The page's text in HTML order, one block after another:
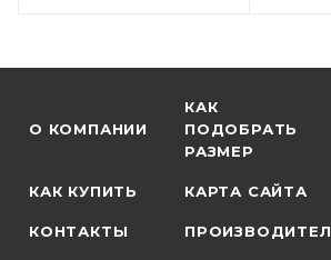
О КОМПАНИИ
КАК
ПОДОБРАТЬ
РАЗМЕР
КАК КУПИТЬ КАРТА САЙТА
КОНТАКТЫ